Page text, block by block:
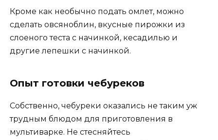
Кроме как необычно подать омлет, можно
сделать овсяноблин, вкусные пирожки из
слоеного теста с начинкой, кесадилью и
другие лепешки с начинкой.
Опыт готовки чебуреков
Собственно, чебуреки оказались не таким уж
трудным блюдом для приготовления в
мультиварке. Не стесняйтесь